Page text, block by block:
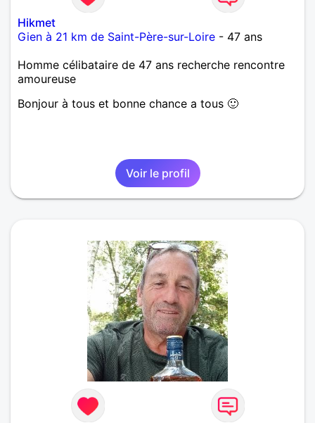
Hikmet
Gien à 21 km de Saint-Père-sur-Loire - 47 ans
Homme célibataire de 47 ans recherche rencontre
amoureuse
Bonjour à tous et bonne chance a tous 🙂
Voir le profil